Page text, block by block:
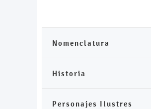
Nomenclatura
Historia
Personajes Ilustres